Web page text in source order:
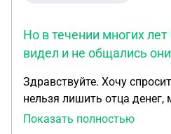
Но в течении многих
видел и не общались они
Здравствуйте. Хочу
нельзя лишить отца денег,
отцом не общался да и
Показать полностью